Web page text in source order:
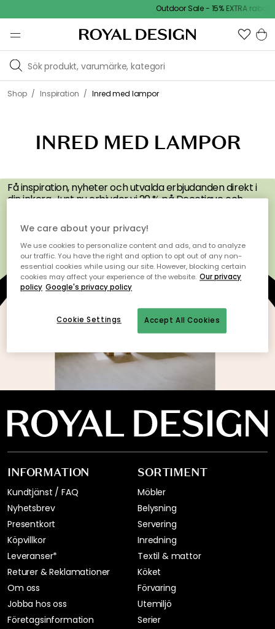
Outdoor Sale - 15% EXTRA rabatt
Shop / Inspiration / Inred med lampor
INRED MED LAMPOR
FÅ INSPIRATION &
Få inspiration, nyheter och utvalda erbjudanden direkt i
din inkorg. Just nu erbjuder vi 20 % på Decotique och
nyhetsbrev.
INFORMATION
Kundtjänst / FAQ
Nyhetsbrev
Presentkort
Köpvillkor
Leveranser*
Returer & Reklamationer
Om oss
Jobba hos oss
Företagsinformation
SORTIMENT
Möbler
Belysning
Servering
Inredning
Textil & mattor
Köket
Förvaring
Utemiljö
Serier
We care about your privacy!
We use cookies to personalize content and ads, and to analyze
our traffic. You have the right and option to opt out of any non-
essential cookies while using our site. However, blocking certain
cookies may affect your experience of the website. Our privacy
policy Google's privacy policy
Accept All Cookies
Cookie Settings